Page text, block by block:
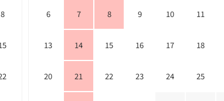
8 6 7 8 9 10 11
13 14 15 16 17 18
20 21 22 23 24 25